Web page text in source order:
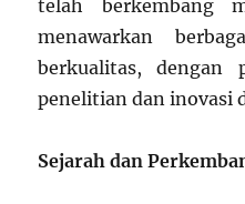
telah berkembang
menawarkan
berkualitas, dengan
penelitian dan inovasi
Sejarah dan